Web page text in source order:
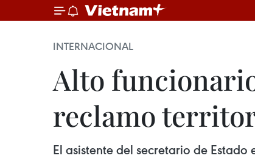
INTERNACIONAL
Alto
reclamo
El asistente del secretario de